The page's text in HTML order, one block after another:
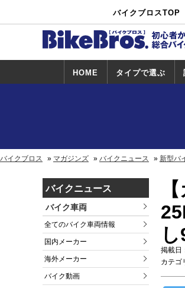
バイクブロスTOP
HOME タイプで選ぶ
バイクブロス マガジンズ バイクニュース 新型バ
バイクニュース
バイク車両
全てのバイク車両情報
国内メーカー
海外メーカー
バイク動画
掲載日
カテゴ